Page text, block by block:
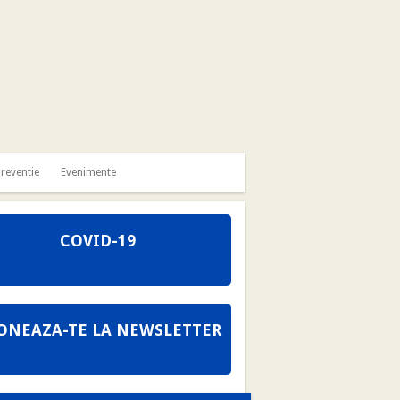
Evenimente
COVID-19
TE LA NEWSLETTER